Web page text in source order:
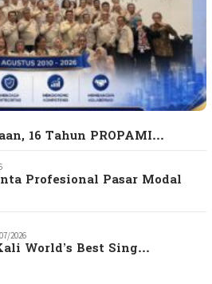
16 Tahun PROPAMI…
Profesional Pasar Modal
2026
World’s Best Sing…